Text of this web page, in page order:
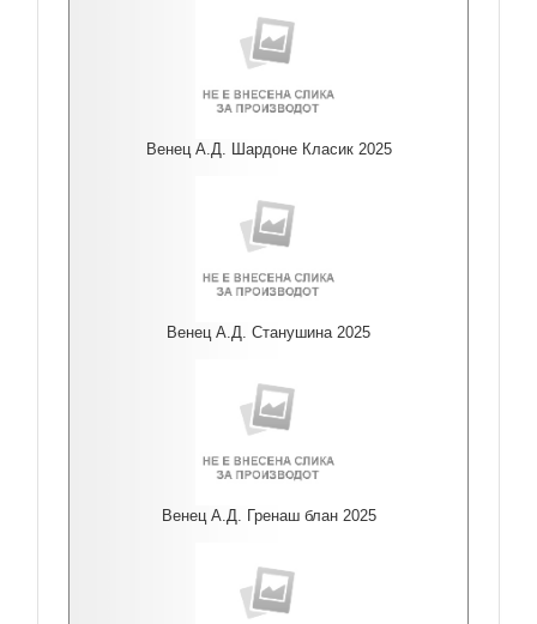
Венец А.Д. Шардоне Класик 2025
Венец А.Д. Станушина 2025
Венец А.Д. Гренаш блан 2025